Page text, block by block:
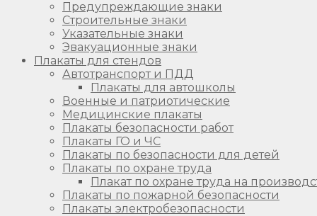
Предупреждающие знаки
Строительные знаки
Указательные знаки
Эвакуационные знаки
Плакаты для стендов
Автотранспорт и ПДД
Плакаты для автошколы
Военные и патриотические
Медицинские плакаты
Плакаты безопасности работ
Плакаты ГО и ЧС
Плакаты по безопасности для детей
Плакаты по охране труда
Плакат по охране труда на
Плакаты по пожарной безопасности
Плакаты электробезопасности